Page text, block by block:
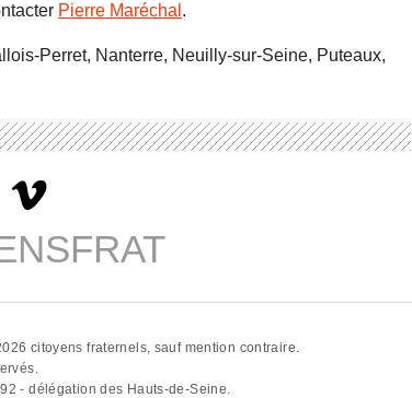
Pierre Maréchal .
Perret, Nanterre, Neuilly-sur-Seine, Puteaux,
citoyens fraternels, sauf mention contraire.
- délégation des Hauts-de-Seine.